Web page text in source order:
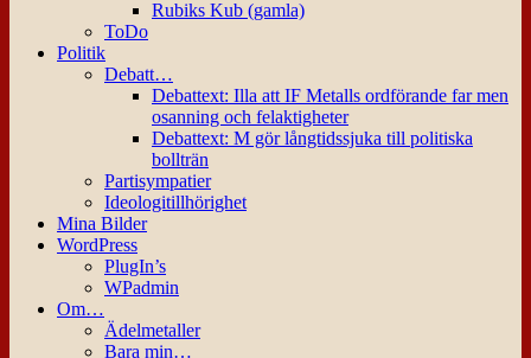
Rubiks Kub (gamla)
ToDo
Politik
Debatt…
Debattext: Illa att IF Metalls ordförande far men
osanning och felaktigheter
Debattext: M gör långtidssjuka till politiska
bollträn
Partisympatier
Ideologitillhörighet
Mina Bilder
WordPress
PlugIn’s
WPadmin
Om…
Ädelmetaller
Bara min…